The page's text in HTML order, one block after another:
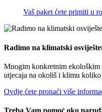
Vaš paket ćete primiti u
Radimo na klimatski
Mnogim konkretnim ekološkim
utjecaja na okoliš i klimu koliko
Ovdje ćete pronaći više